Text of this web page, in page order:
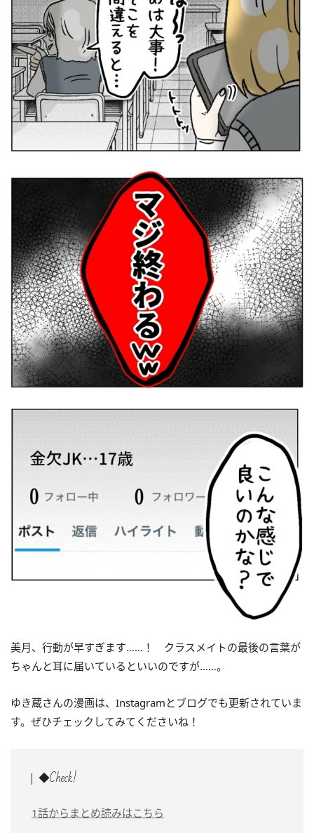
美月、行動が早すぎます……！ クラスメイトの最後の言葉が
ちゃんと耳に届いているといいのですが……。
ゆき蔵さんの漫画は、Instagramとブログでも更新されていま
す。ぜひチェックしてみてくださいね！
◆Check!
1話からまとめ読みはこちら